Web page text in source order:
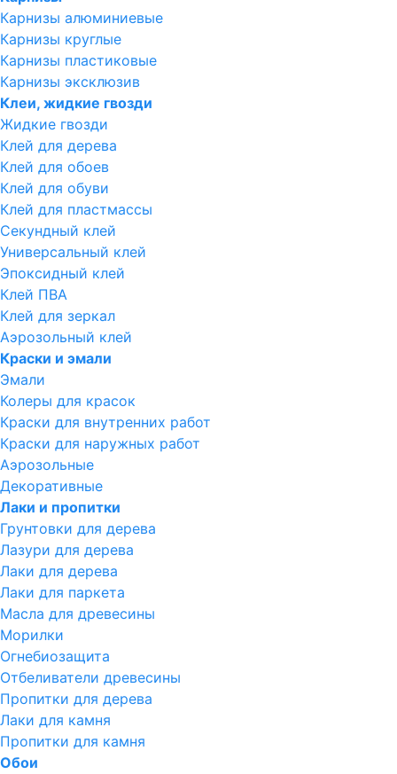
Карнизы алюминиевые
Карнизы круглые
Карнизы пластиковые
Карнизы эксклюзив
Клеи, жидкие гвозди
Жидкие гвозди
Клей для дерева
Клей для обоев
Клей для обуви
Клей для пластмассы
Секундный клей
Универсальный клей
Эпоксидный клей
Клей ПВА
Клей для зеркал
Аэрозольный клей
Краски и эмали
Эмали
Колеры для красок
Краски для внутренних работ
Краски для наружных работ
Аэрозольные
Декоративные
Лаки и пропитки
Грунтовки для дерева
Лазури для дерева
Лаки для дерева
Лаки для паркета
Масла для древесины
Морилки
Огнебиозащита
Отбеливатели древесины
Пропитки для дерева
Лаки для камня
Пропитки для камня
Обои